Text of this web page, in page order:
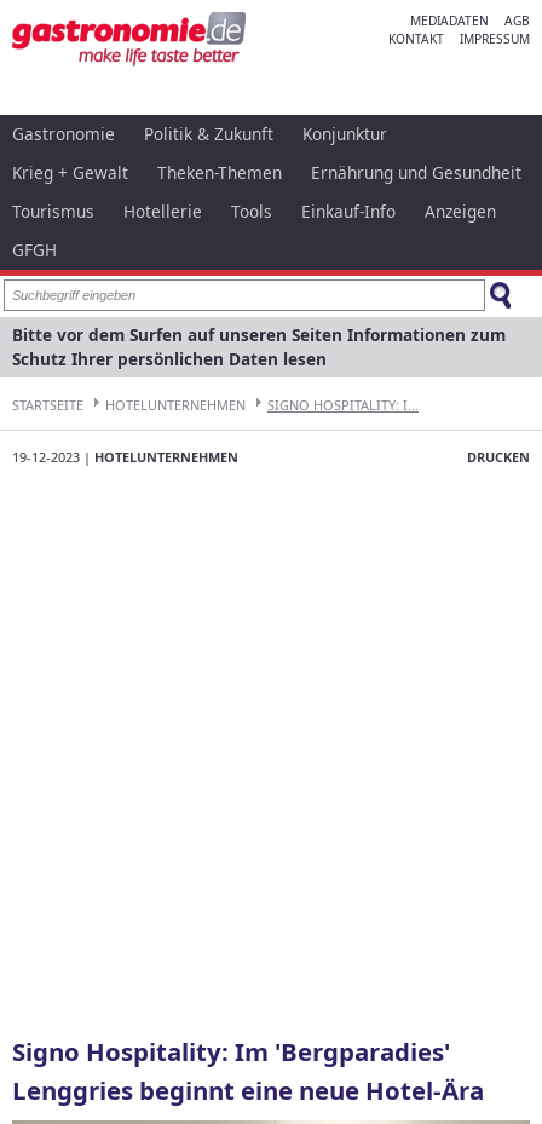
MEDIADATEN
AGB
KONTAKT
IMPRESSUM
Gastronomie Politik & Zukunft
Konjunktur
Krieg + Gewalt
Theken-Themen
Ernährung und Gesundheit
Tourismus
Hotellerie Tools Einkauf-Info
Anzeigen
GFGH
Bitte vor dem Surfen auf unseren Seiten Informationen zum
Schutz Ihrer persönlichen Daten lesen
STARTSEITE HOTELUNTERNEHMEN SIGNO HOSPITALITY: I...
DRUCKEN
19-12-2023 | HOTELUNTERNEHMEN
Signo Hospitality: Im 'Bergparadies'
Lenggries beginnt eine neue Hotel-Ära